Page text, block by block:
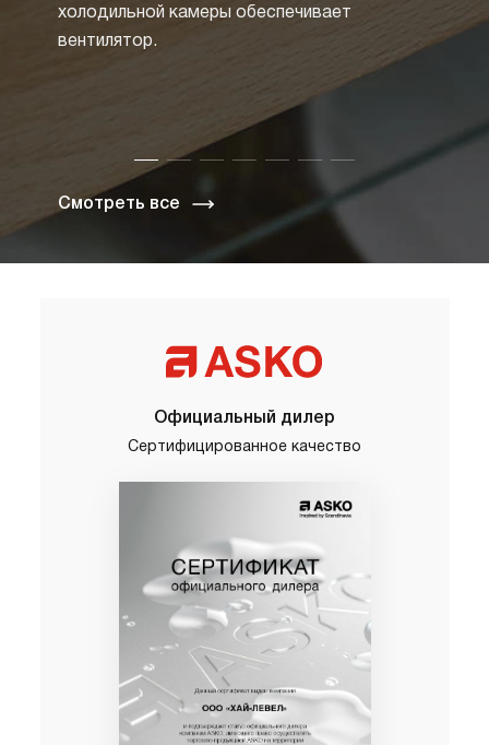
холодильной камеры обеспечивает
вентилятор.
Смотреть все
Официальный дилер
Сертифицированное качество